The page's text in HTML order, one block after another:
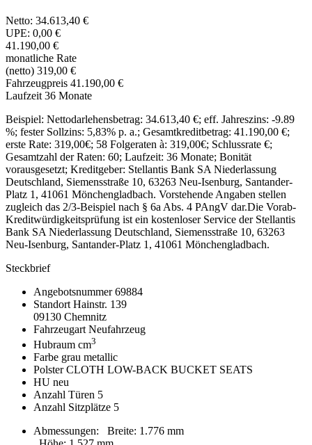
Netto: 34.613,40 €
UPE: 0,00 €
41.190,00 €
monatliche Rate
(netto) 319,00 €
Fahrzeugpreis 41.190,00 €
Laufzeit 36 Monate
Beispiel: Nettodarlehensbetrag: 34.613,40 €; eff. Jahreszins: -9.89
%; fester Sollzins: 5,83% p. a.; Gesamtkreditbetrag: 41.190,00 €;
erste Rate: 319,00€; 58 Folgeraten à: 319,00€; Schlussrate €;
Gesamtzahl der Raten: 60; Laufzeit: 36 Monate; Bonität
vorausgesetzt; Kreditgeber: Stellantis Bank SA Niederlassung
Deutschland, Siemensstraße 10, 63263 Neu-Isenburg, Santander-
Platz 1, 41061 Mönchengladbach. Vorstehende Angaben stellen
zugleich das 2/3-Beispiel nach § 6a Abs. 4 PAngV dar.Die Vorab-
Kreditwürdigkeitsprüfung ist ein kostenloser Service der Stellantis
Bank SA Niederlassung Deutschland, Siemensstraße 10, 63263
Neu-Isenburg, Santander-Platz 1, 41061 Mönchengladbach.
Steckbrief
Angebotsnummer69884
Standort Hainstr. 139
09130 Chemnitz
Fahrzeugart Neufahrzeug
Hubraum cm3
Farbe grau metallic
PolsterCLOTH LOW-BACK BUCKET SEATS
HU neu
Anzahl Türen 5
Anzahl Sitzplätze 5
Abmessungen:
Breite: 1.776 mm